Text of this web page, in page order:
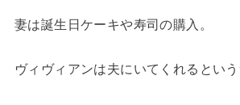
妻は誕生日ケーキや寿司の購入。
ヴィヴィアンは夫にいてくれるとい